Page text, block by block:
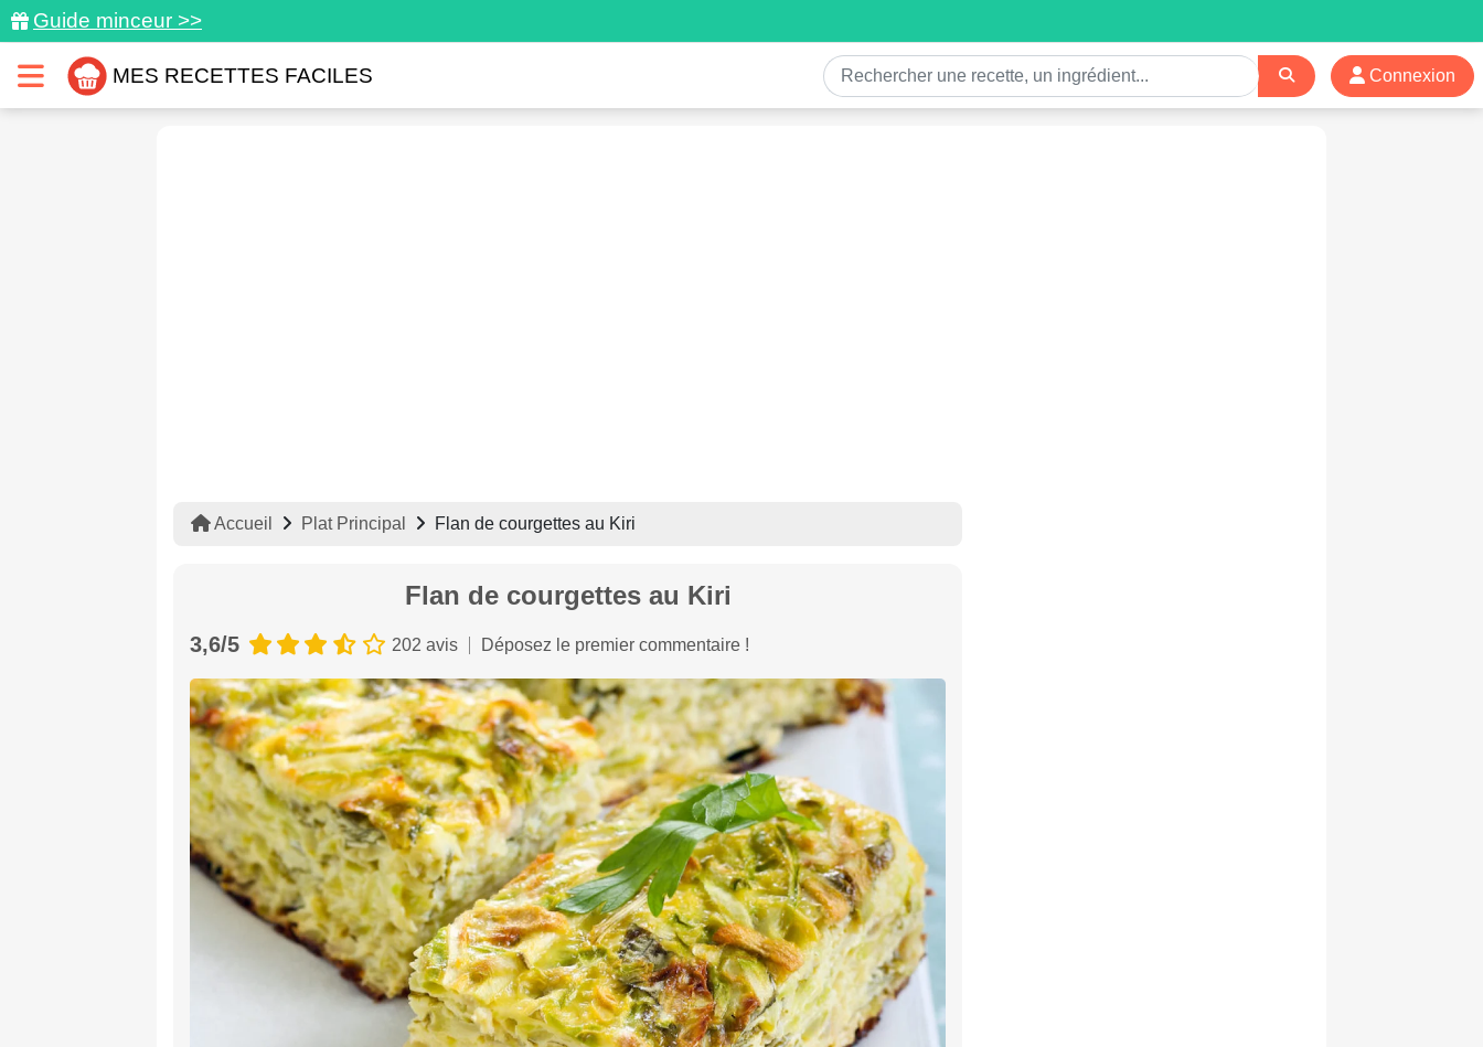
Guide minceur >>
MES RECETTES FACILES Connexion
Accueil Plat Principal Flan de courgettes au Kiri
Flan de courgettes au Kiri
3,6/5 202 avis Déposez le premier commentaire !